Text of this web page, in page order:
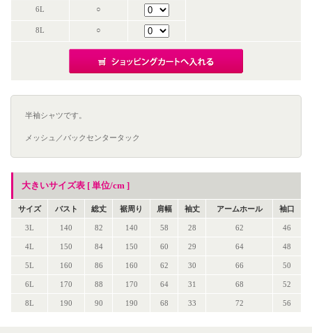
6L ○
8L ○
半袖シャツです。
メッシュ／バックセンタータック
大きいサイズ表 [ 単位/cm ]
サイズ バスト 総丈 裾周り 肩幅 袖丈 アームホール 袖口
3L 140 82 140 58 28 62 46
4L 150 84 150 60 29 64 48
5L 160 86 160 62 30 66 50
6L 170 88 170 64 31 68 52
8L 190 90 190 68 33 72 56